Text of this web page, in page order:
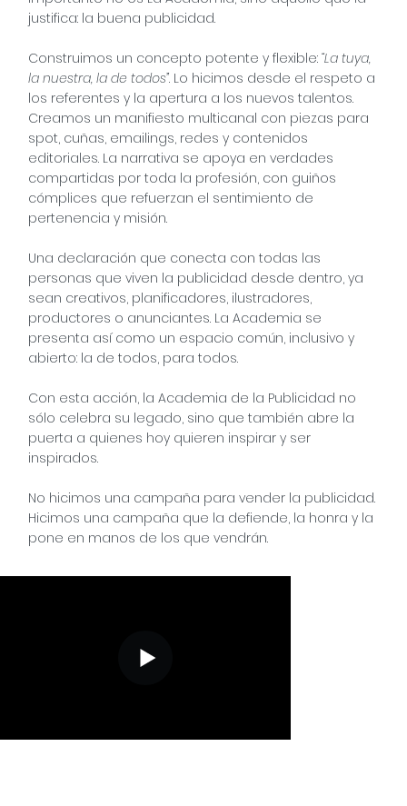
justifica: la buena publicidad.
Construimos un concepto potente y flexible: “La tuya,
la nuestra, la de todos”. Lo hicimos desde el respeto a
los referentes y la apertura a los nuevos talentos.
Creamos un manifiesto multicanal con piezas para
spot, cuñas, emailings, redes y contenidos
editoriales. La narrativa se apoya en verdades
compartidas por toda la profesión, con guiños
cómplices que refuerzan el sentimiento de
pertenencia y misión.
Una declaración que conecta con todas las
personas que viven la publicidad desde dentro, ya
sean creativos, planificadores, ilustradores,
productores o anunciantes. La Academia se
presenta así como un espacio común, inclusivo y
abierto: la de todos, para todos.
Con esta acción, la Academia de la Publicidad no
sólo celebra su legado, sino que también abre la
puerta a quienes hoy quieren inspirar y ser
inspirados.
No hicimos una campaña para vender la publicidad.
Hicimos una campaña que la defiende, la honra y la
pone en manos de los que vendrán.